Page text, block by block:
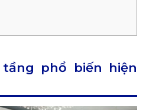
phổ biến hiện